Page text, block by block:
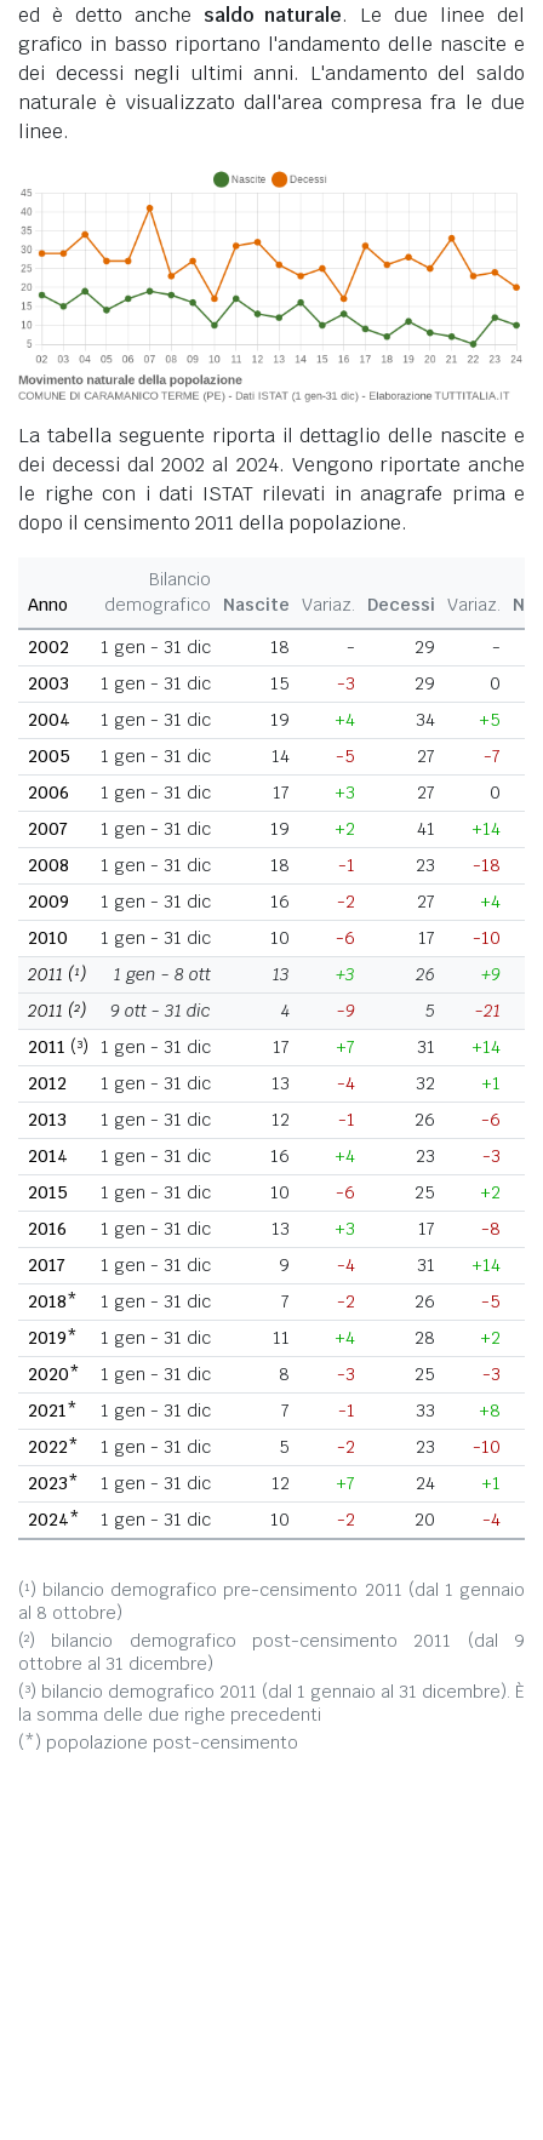
ed è detto anche saldo naturale. Le due linee del
grafico in basso riportano l'andamento delle nascite e
dei decessi negli ultimi anni. L'andamento del saldo
naturale è visualizzato dall'area compresa fra le due
linee.
La tabella seguente riporta il dettaglio delle nascite e
dei decessi dal 2002 al 2024. Vengono riportate anche
le righe con i dati ISTAT rilevati in anagrafe prima e
dopo il censimento 2011 della popolazione.
Anno
Bilancio
demografico
Nascite Variaz. Decessi Variaz.
2002
1 gen - 31 dic 18 - 29
-
2003
1 gen - 31 dic 15 -3 29
0
2004
1 gen - 31 dic 19 +4 34
+5
2005
1 gen - 31 dic 14 -5 27
-7
2006
1 gen - 31 dic 17 +3 27
0
2007
1 gen - 31 dic 19 +2 41
+14
2008
1 gen - 31 dic 18 -1 23
-18
2009
1 gen - 31 dic 16 -2 27
+4
2010
1 gen - 31 dic 10 -6 17
-10
2011 (¹) 1 gen - 8 ott 13 +3 26
+9
2011 (²) 9 ott - 31 dic 4 -9 5
-21
2011 (³) 1 gen - 31 dic 17 +7 31
+14
2012
1 gen - 31 dic 13 -4 32
+1
2013
1 gen - 31 dic 12 -1 26
-6
2014
1 gen - 31 dic 16 +4 23
-3
2015
1 gen - 31 dic 10 -6 25
+2
2016
1 gen - 31 dic 13 +3 17
-8
2017
1 gen - 31 dic 9 -4 31
+14
2018*
1 gen - 31 dic 7 -2 26
-5
2019*
1 gen - 31 dic 11 +4 28
+2
2020*
1 gen - 31 dic 8 -3 25
-3
2021*
1 gen - 31 dic 7 -1 33
+8
2022*
1 gen - 31 dic 5 -2 23
-10
2023*
1 gen - 31 dic 12 +7 24
+1
2024*
1 gen - 31 dic 10 -2 20 -4
(¹) bilancio demografico pre-censimento 2011 (dal 1 gennaio
al 8 ottobre)
(²) bilancio demografico post-censimento 2011 (dal 9
ottobre al 31 dicembre)
(³) bilancio demografico 2011 (dal 1 gennaio al 31 dicembre). È
la somma delle due righe precedenti
(*) popolazione post-censimento